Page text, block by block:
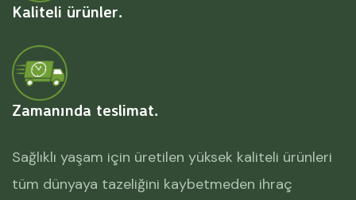
Kaliteli ürünler.
Zamanında teslimat.
Sağlıklı yaşam için üretilen yüksek kaliteli ürünleri
tüm dünyaya tazeliğini kaybetmeden ihraç